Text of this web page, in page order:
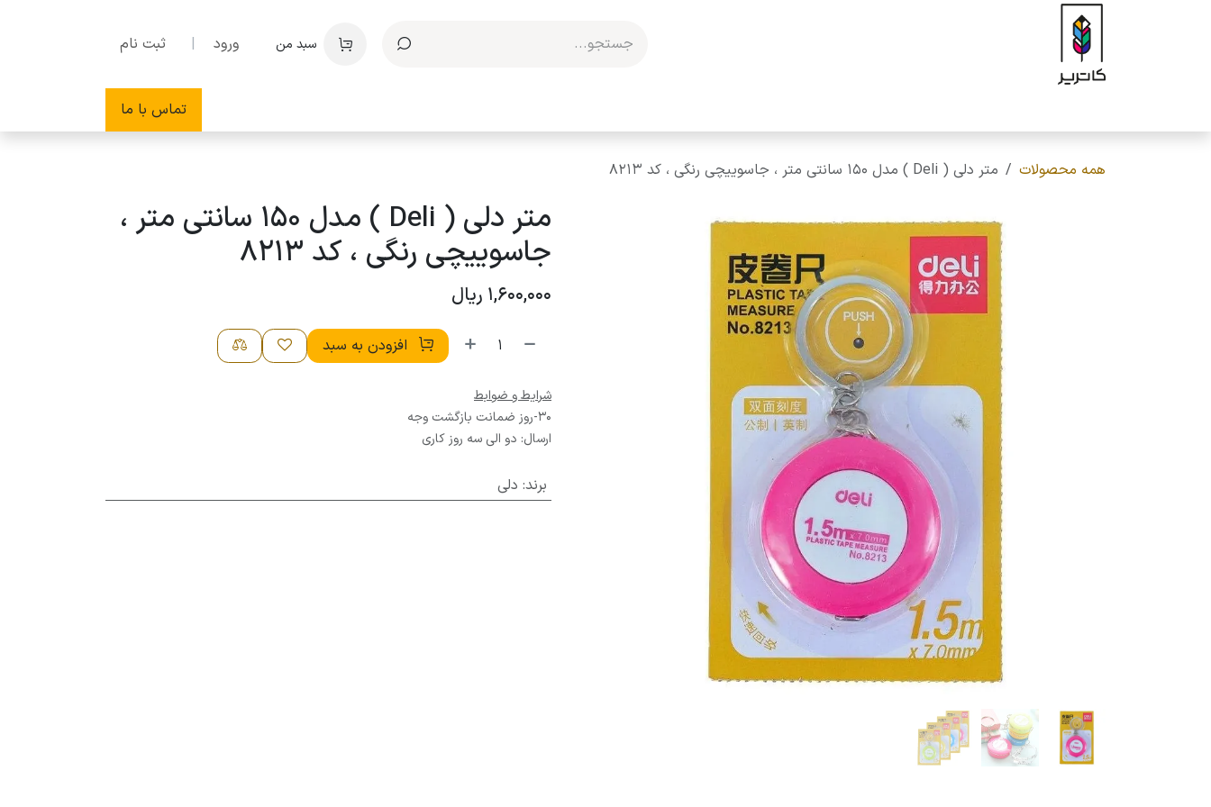
صرف نظر و مشاهده محتوا
سبد من ورود | ثبت نام
تماس با ما
همه محصولات متر دلی ( Deli ) مدل 150 سانتی متر ، جاسوییچی رنگی ، کد 8213
متر دلی ( Deli ) مدل 150 سانتی متر ،
جاسوییچی رنگی ، کد 8213
1,600,000 ریال
افزودن به سبد
شرایط و ضوابط
30-روز ضمانت بازگشت وجه
ارسال: دو الی سه روز کاری
برند: دلی